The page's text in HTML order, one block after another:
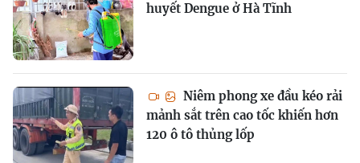
huyết Dengue ở Hà Tĩnh
Niêm phong xe đầu kéo rải
mảnh sắt trên cao tốc khiến hơn
120 ô tô thủng lốp